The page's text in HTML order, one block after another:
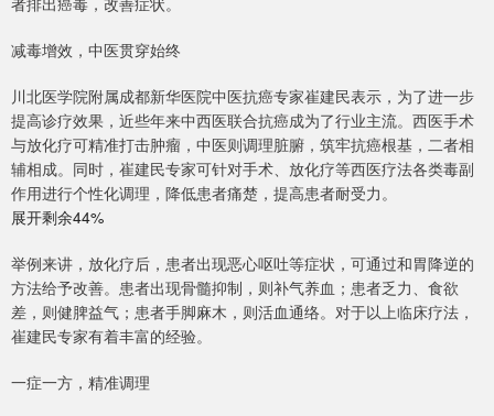
减毒增效，中医贯穿始终
川北医学院附属成都新华医院中医抗癌专家崔建民表示，为了进一步
提高诊疗效果，近些年来中西医联合抗癌成为了行业主流。西医手术
与放化疗可精准打击肿瘤，中医则调理脏腑，筑牢抗癌根基，二者相
辅相成。同时，崔建民专家可针对手术、放化疗等西医疗法各类毒副
作用进行个性化调理，降低患者痛楚，提高患者耐受力。
展开剩余44%
举例来讲，放化疗后，患者出现恶心呕吐等症状，可通过和胃降逆的
方法给予改善。患者出现骨髓抑制，则补气养血；患者乏力、食欲
差，则健脾益气；患者手脚麻木，则活血通络。对于以上临床疗法，
崔建民专家有着丰富的经验。
一症一方，精准调理